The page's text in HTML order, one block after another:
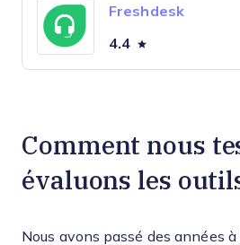
Freshdesk
4.4
Comment nous
évaluons les
Nous avons passé des années